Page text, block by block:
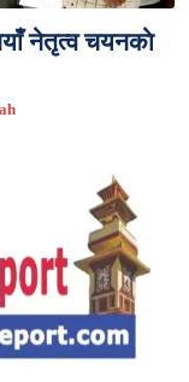
नेतृत्व चयनकाे